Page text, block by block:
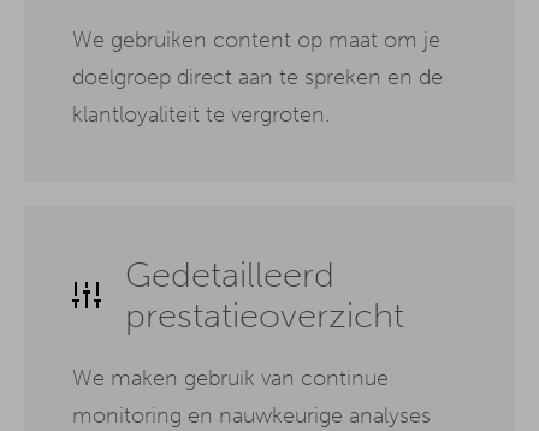
We gebruiken content op maat om je
doelgroep direct aan te spreken en de
klantloyaliteit te vergroten.
Gedetailleerd
prestatieoverzicht
We maken gebruik van continue
monitoring en nauwkeurige analyses